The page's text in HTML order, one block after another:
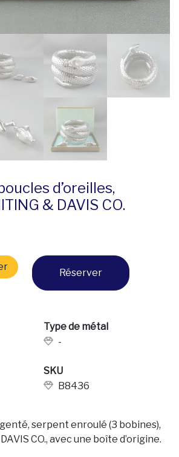
d’oreilles,
& DAVIS CO.
Réserver
Type de métal
-
SKU
B8436
serpent enroulé (3 bobines),
CO., avec une boîte d’origine.